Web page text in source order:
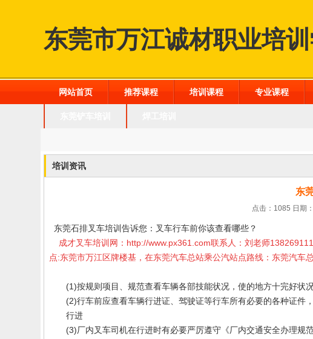
东莞市万江诚材职业培
网站首页 推荐课程 培训课程 专业课程
培训资讯
东
点击：1085 日期
东莞石排叉车培训 告诉您：叉车行车前你该查看哪些？
成才叉车培训网： http://www.px361.com联系人：刘老师
点:东莞市万江区牌楼基，在东莞汽车总站乘公汽站点路线：东莞汽车
(1)按规则项目、规范查看车辆各部技能状况，使的地方十完好状况
(2)行车前应查看车辆行进证、驾驶证等行车所有必要的各种证件，
行进
(3)厂内叉车司机在行进时有必要严厉遵守《厂内交通安全办理规范